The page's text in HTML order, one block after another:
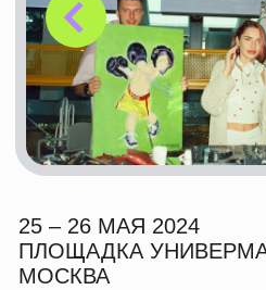
в Москве
100 000 гостей
за два дня рекорд
посещаемости BÜRO
MARKET